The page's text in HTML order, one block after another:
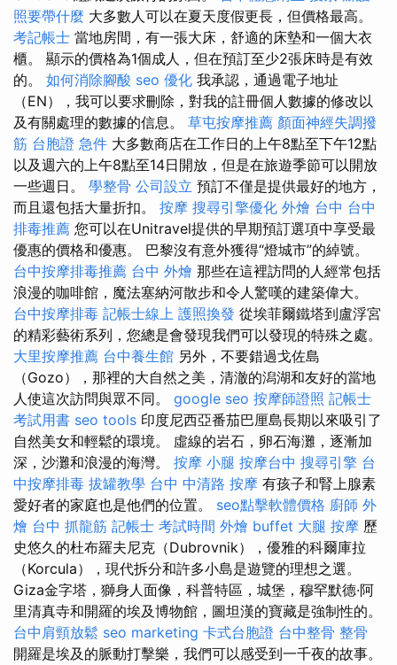
照要帶什麼 大多數人可以在夏天度假更長，但價格最高。
考記帳士 當地房間，有一張大床，舒適的床墊和一個大衣
櫃。 顯示的價格為1個成人，但在預訂至少2張床時是有效
的。 如何消除腳酸 seo 優化 我承認，通過電子地址
（EN），我可以要求刪除，對我的註冊個人數據的修改以
及有關處理的數據的信息。 草屯按摩推薦 顏面神經失調撥
筋 台胞證 急件 大多數商店在工作日的上午8點至下午12點
以及週六的上午8點至14日開放，但是在旅遊季節可以開放
一些週日。 學整骨 公司設立 預訂不僅是提供最好的地方，
而且還包括大量折扣。 按摩 搜尋引擎優化 外燴 台中 台中
排毒推薦 您可以在Unitravel提供的早期預訂選項中享受最
優惠的價格和優惠。 巴黎沒有意外獲得“燈城市”的綽號。
台中按摩排毒推薦 台中 外燴 那些在這裡訪問的人經常包括
浪漫的咖啡館，魔法塞納河散步和令人驚嘆的建築偉大。
台中按摩排毒 記帳士線上 護照換發 從埃菲爾鐵塔到盧浮宮
的精彩藝術系列，您總是會發現我們可以發現的特殊之處。
大里按摩推薦 台中養生館 另外，不要錯過戈佐島
（Gozo），那裡的大自然之美，清澈的潟湖和友好的當地
人使這次訪問與眾不同。 google seo 按摩師證照 記帳士
考試用書 seo tools 印度尼西亞番茄巴厘島長期以來吸引了
自然美女和輕鬆的環境。 虛線的岩石，卵石海灘，逐漸加
深，沙灘和浪漫的海灣。 按摩 小腿 按摩台中 搜尋引擎 台
中按摩排毒 拔罐教學 台中 中清路 按摩 有孩子和腎上腺素
愛好者的家庭也是他們的位置。 seo點擊軟體價格 廚師 外
燴 台中 抓龍筋 記帳士 考試時間 外燴 buffet 大腿 按摩 歷
史悠久的杜布羅夫尼克（Dubrovnik），優雅的科爾庫拉
（Korcula），現代拆分和許多小島是遊覽的理想之選。
Giza金字塔，獅身人面像，科普特區，城堡，穆罕默德·阿
里清真寺和開羅的埃及博物館，圖坦漢的寶藏是強制性的。
台中肩頸放鬆 seo marketing 卡式台胞證 台中整骨 整骨
開羅是埃及的脈動打擊樂，我們可以感受到一千夜的故事。